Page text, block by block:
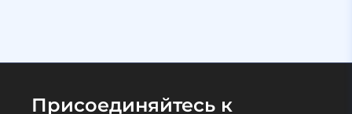
Присоединяйтесь к